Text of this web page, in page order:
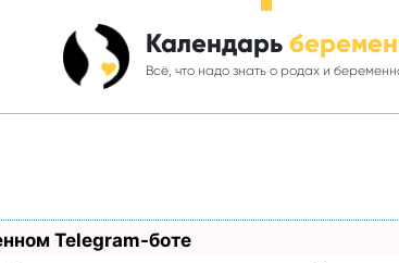
Календарь
Всё, что надо знать о родах и
Telegram-боте